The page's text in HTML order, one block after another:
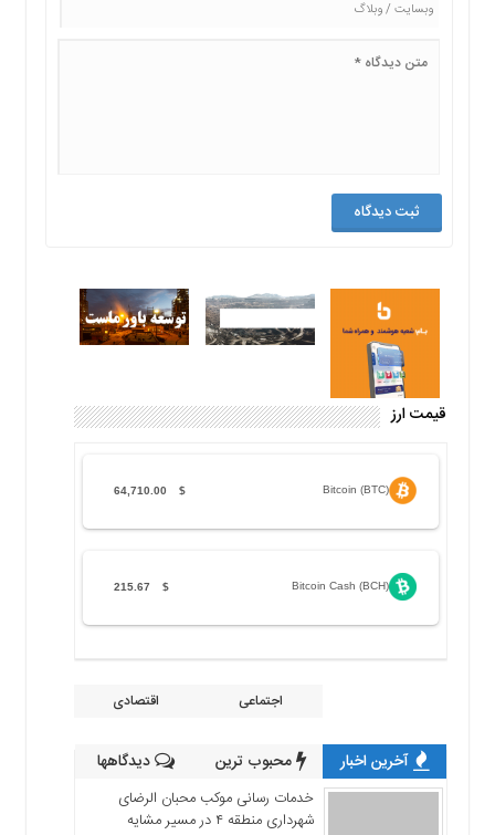
قیمت ارز
Bitcoin (BTC)
$
64,710.00
Bitcoin Cash (BCH)
$
215.67
اجتماعی اقتصادی
آخرین اخبار محبوب ترین دیدگاهها
خدمات رسانی موکب محبان الرضای
شهرداری منطقه ۴ در مسیر مشایه